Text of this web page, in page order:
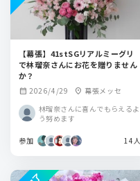
【幕張】41stSGリアルミーグリ
で林瑠奈さんにお花を贈りません
か？
calendar_month 2026/4/29 location_on 幕張メッセ
林瑠奈さんに喜んでもらえるよ
う努めます
参加 14人